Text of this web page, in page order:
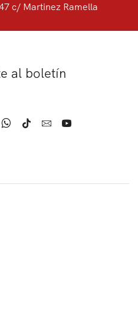
c/ Martinez Ramella
al boletín